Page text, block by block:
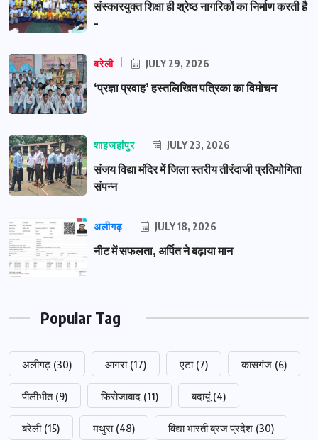
संस्कारयुक्त शिक्षा ही श्रेष्ठ नागरिकों का निर्माण करती है
–
बरेली JULY 29, 2026
‘प्रज्ञा प्रवाह’ हस्तलिखित पत्रिका का विमोचन
शाहजहांपुर JULY 23, 2026
संजय विद्या मंदिर में जिला स्तरीय तीरंदाजी प्रतियोगिता
संपन्न
अलीगढ़ JULY 18, 2026
नीट में सफलता, अर्पित ने बढ़ाया मान
Popular Tag
अलीगढ़ (30) आगरा (17) एटा (7) कासगंज (6)
पीलीभीत (9) फिरोजाबाद (11) बदायूं (4)
बरेली (15) मथुरा (48) विद्या भारती ब्रज प्रदेश (30)